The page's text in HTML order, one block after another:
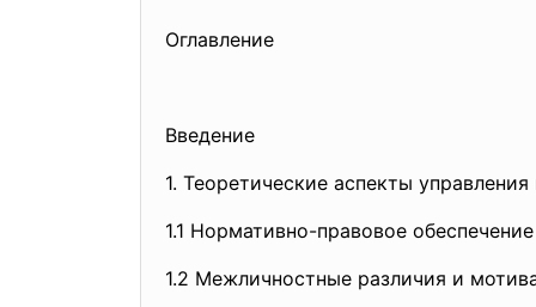
Оглавление
Введение
1. Теоретические аспекты
1.1 Нормативно-правовое
1.2 Межличностные различия и